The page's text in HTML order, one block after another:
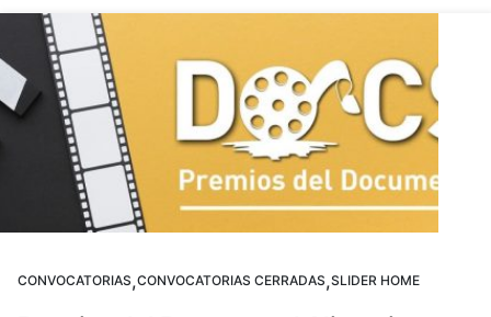
CONVOCATORIAS,CONVOCATORIAS CERRADAS,SLIDER HOME